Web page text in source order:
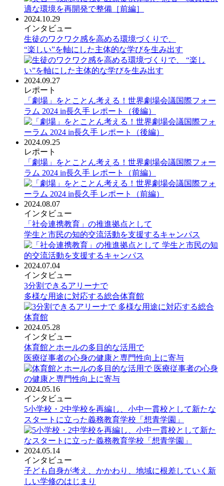
2024.10.29
インタビュー
生徒のワクワク感を高める環境づくりで、
“楽しい”を軸にした主体的な学びを生み出す
2024.09.27
レポート
「劇場」をとことん考える！世界劇場会議国際フォー
ラム 2024 in長久手 レポート（後編）
2024.09.25
レポート
「劇場」をとことん考える！世界劇場会議国際フォー
ラム 2024 in長久手 レポート（前編）
2024.08.07
インタビュー
「社会連携教育」の推進拠点として
学生と市民の知的交流活動を支援するキャンパス
2024.07.04
インタビュー
3分割できるアリーナで
多様な用途に対応する総合体育館
2024.05.28
インタビュー
体育館とホールの多目的な活用で
医療従事者の心身の健康と専門性向上に寄与
2024.05.16
インタビュー
5小学校・2中学校を再編し、小中一貫校として新たな
スタートに立った義務教育学校「想青学園」
2024.05.14
インタビュー
子ども自身が考え、かかわり、地域に根差していく新
しい学修のはじまり